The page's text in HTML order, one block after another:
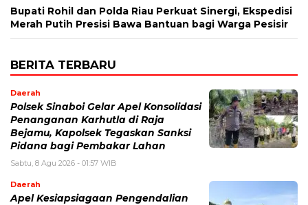
Bupati Rohil dan Polda Riau Perkuat Sinergi, Ekspedisi
Merah Putih Presisi Bawa Bantuan bagi Warga Pesisir
BERITA TERBARU
Daerah
Polsek Sinaboi Gelar Apel Konsolidasi
Penanganan Karhutla di Raja
Bejamu, Kapolsek Tegaskan Sanksi
Pidana bagi Pembakar Lahan
Sabtu, 8 Agu 2026 - 01:57 WIB
Daerah
Apel Kesiapsiagaan Pengendalian